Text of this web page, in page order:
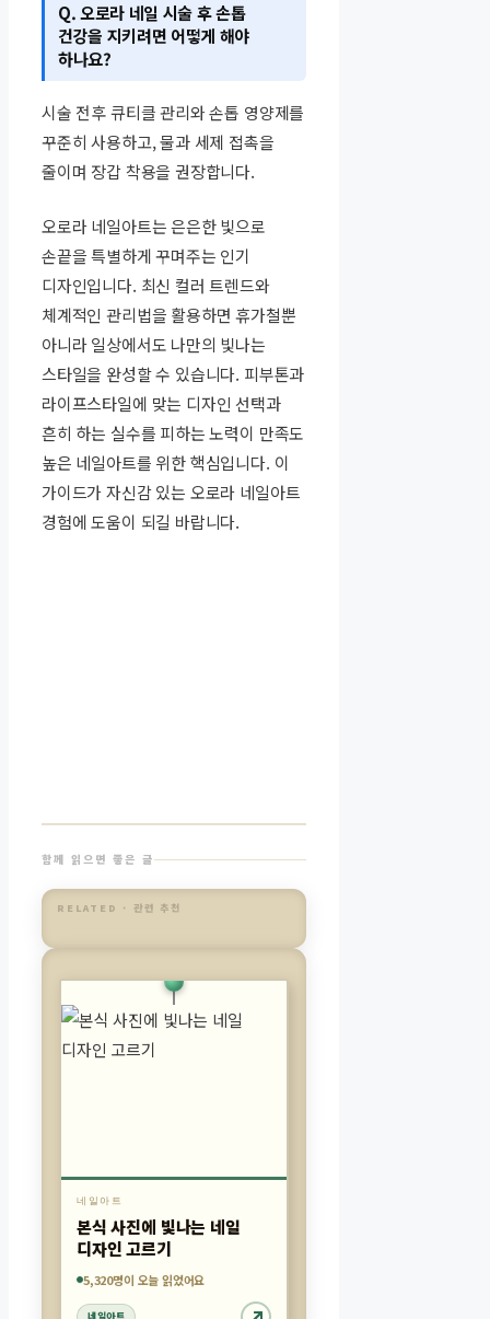
Q. 오로라 네일 시술 후 손톱
건강을 지키려면 어떻게 해야
하나요?
시술 전후 큐티클 관리와 손톱 영양제를
꾸준히 사용하고, 물과 세제 접촉을
줄이며 장갑 착용을 권장합니다.
오로라 네일아트는 은은한 빛으로
손끝을 특별하게 꾸며주는 인기
디자인입니다. 최신 컬러 트렌드와
체계적인 관리법을 활용하면 휴가철뿐
아니라 일상에서도 나만의 빛나는
스타일을 완성할 수 있습니다. 피부톤과
라이프스타일에 맞는 디자인 선택과
흔히 하는 실수를 피하는 노력이 만족도
높은 네일아트를 위한 핵심입니다. 이
가이드가 자신감 있는 오로라 네일아트
경험에 도움이 되길 바랍니다.
함께 읽으면 좋은 글
RELATED · 관련 추천
7,613명이 오늘 읽었어요
네일아트
네일아트
본식 사진에 빛나는 네일
디자인 고르기
5,320명이 오늘 읽었어요
5,886명이 오늘 읽었어요
네일아트